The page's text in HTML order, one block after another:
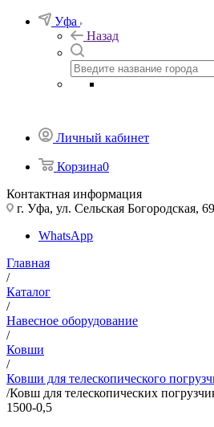
Уфа
Назад
Личный кабинет
Корзина0
Контактная информация
г. Уфа, ул. Сельская Богородская, 69
WhatsApp
Главная
/
Каталог
/
Навесное оборудование
/
Ковши
/
Ковши для телескопического
/Ковш для телескопических
1500-0,5